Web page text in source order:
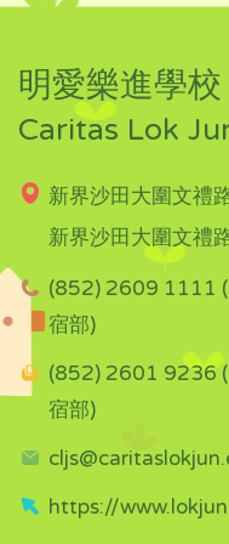
明愛樂進學校
Caritas Lok
新界沙田大圍文禮
新界沙田大圍文禮
(852) 2609 1111
宿部)
(852) 2601 9236
宿部)
https://